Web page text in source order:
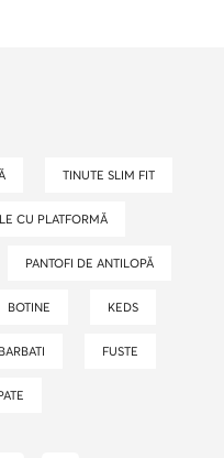
TINUTE SLIM FIT
CU PLATFORMĂ
PANTOFI DE ANTILOPĂ
BOTINE KEDS
FUSTE